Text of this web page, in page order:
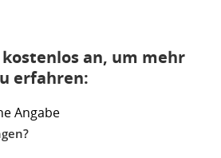
an, um mehr
erfahren:
Angabe